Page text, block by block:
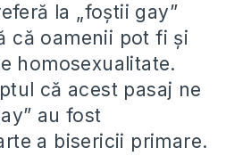
la „foștii gay”
că oamenii pot fi și
homosexualitate.
că acest pasaj ne
au fost
a bisericii primare.